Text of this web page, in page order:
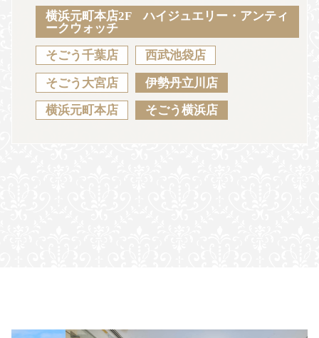
JA EN CH KO
横浜元町本店2F ハイジュエリー・アンティ
ークウォッチ
そごう千葉店 西武池袋店
そごう大宮店 伊勢丹立川店
横浜元町本店 そごう横浜店